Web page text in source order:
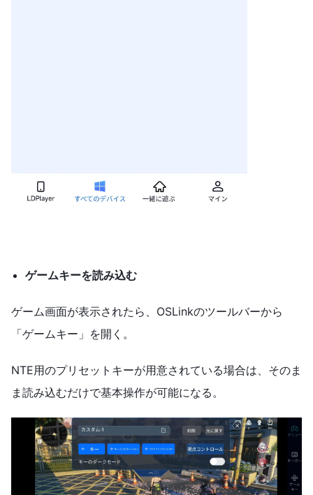
ゲームキーを読み込む
ゲーム画面が表示されたら、OSLinkのツールバーから
「ゲームキー」を開く。
NTE用のプリセットキーが用意されている場合は、そのま
ま読み込むだけで基本操作が可能になる。